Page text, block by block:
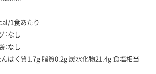
1食あたり
なし
なし
んぱく質1.7g 脂質0.2g 炭水化物21.4g 食塩相当